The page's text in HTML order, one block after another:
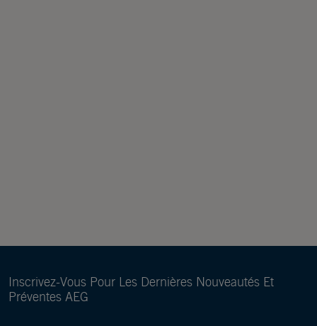
Inscrivez-Vous Pour Les Dernières Nouveautés Et
Préventes AEG